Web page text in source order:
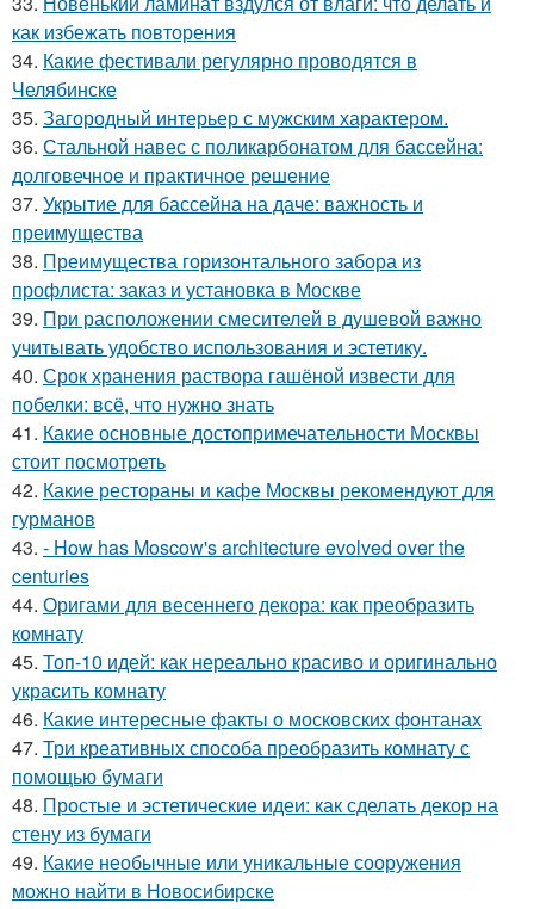
как избежать повторения
34. Какие фестивали регулярно проводятся в
Челябинске
35. Загородный интерьер с мужским характером.
36. Стальной навес с поликарбонатом для бассейна:
долговечное и практичное решение
37. Укрытие для бассейна на даче: важность и
преимущества
38. Преимущества горизонтального забора из
профлиста: заказ и установка в Москве
39. При расположении смесителей в душевой важно
учитывать удобство использования и эстетику.
40. Срок хранения раствора гашёной извести для
побелки: всё, что нужно знать
41. Какие основные достопримечательности Москвы
стоит посмотреть
42. Какие рестораны и кафе Москвы рекомендуют для
гурманов
43. - How has Moscow's architecture evolved over the
centuries
44. Оригами для весеннего декора: как преобразить
комнату
45. Топ-10 идей: как нереально красиво и оригинально
украсить комнату
46. Какие интересные факты о московских фонтанах
47. Три креативных способа преобразить комнату с
помощью бумаги
48. Простые и эстетические идеи: как сделать декор на
стену из бумаги
49. Какие необычные или уникальные сооружения
можно найти в Новосибирске